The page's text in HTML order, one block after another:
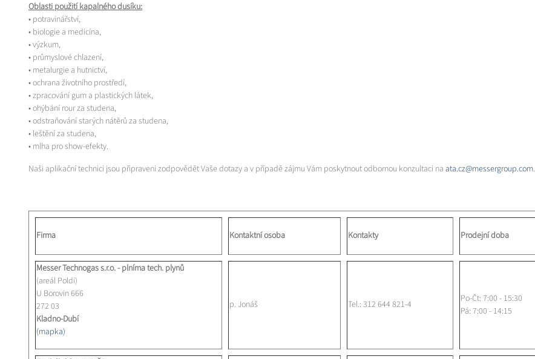
Oblasti použití kapalného dusíku:
• potravinářství,
• biologie a medicína,
• výzkum,
• průmyslové chlazení,
• metalurgie a hutnictví,
• ochrana životního prostředí,
• zpracování gum a plastických látek,
• ohýbání rour za studena,
• odstraňování starých nátěrů za studena,
• leštění za studena,
• mlha pro show-efekty.
Naši aplikační technici jsou připraveni zodpovědět Vaše dotazy a v případě zájmu Vám poskytnout odbornou konzultaci na ata.cz@messergroup.com.
Firma Kontaktní osoba Kontakty Prodejní doba
Messer Technogas s.r.o. - plnírna tech. plynů
(areál Poldi)
U Borovin 666
272 03
Kladno-Dubí
(mapka)
p. Jonáš Tel.: 312 644 821-4
Po-Čt: 7:00 - 15:30
Pá: 7:00 - 14:15